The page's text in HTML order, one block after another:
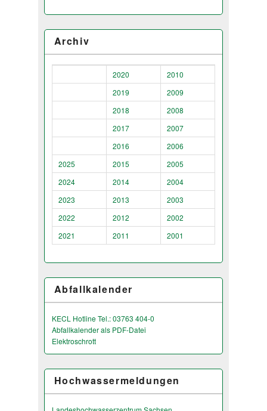
Archiv
2020
2010
2019
2009
2018
2008
2017
2007
2016
2006
2025
2015
2005
2024
2014
2004
2023
2013
2003
2022
2012
2002
2021
2011 2001
Abfallkalender
KECL Hotline Tel.: 03763 404-0
Abfallkalender als PDF-Datei
Elektroschrott
Hochwassermeldungen